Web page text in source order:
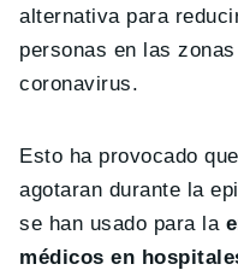
alternativa para
personas en las
coronavirus.
Esto ha provocado
agotaran durante la
se han usado para la
médicos en